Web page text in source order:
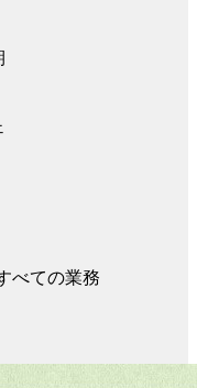
べての業務